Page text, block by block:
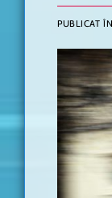
PUBLICAT ÎN